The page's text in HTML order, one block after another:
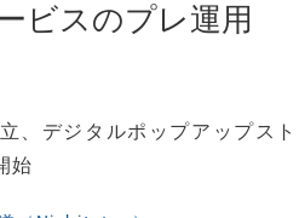
ビスのプレ運用
、デジタルポップアップスト
始